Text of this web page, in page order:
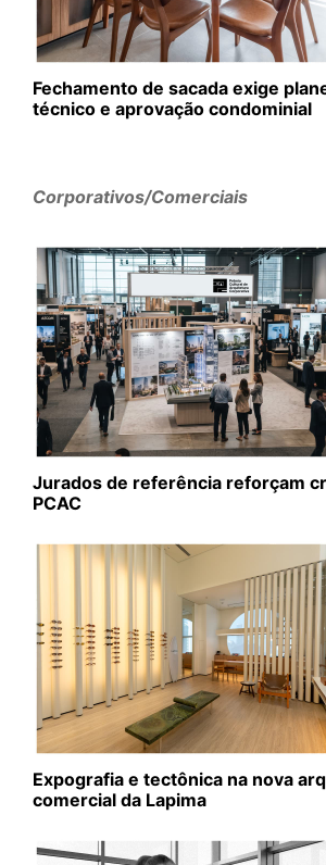
Fechamento de sacada exige
técnico e aprovação condominial
Corporativos/Comerciais
Jurados de referência reforçam
PCAC
Expografia e tectônica na nova
comercial da Lapima